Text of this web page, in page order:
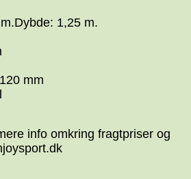
1,25 m.
mm
info omkring fragtpriser og